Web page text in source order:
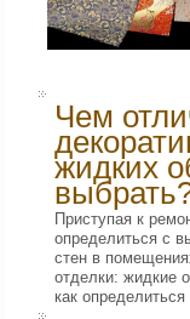
Чем
жидких
Приступая к
определиться с
стен в
отделки: жидкие
как